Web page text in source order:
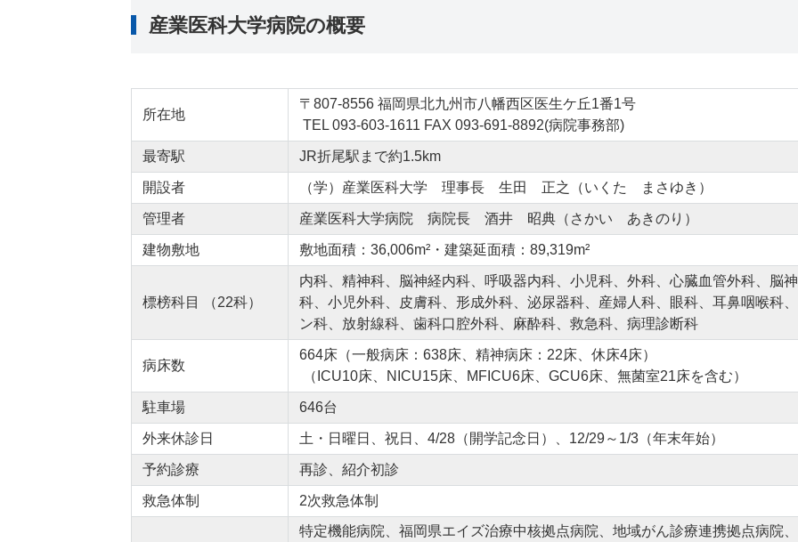
産業医科大学病院の概要
所在地
〒807-8556 福岡県北九州市八幡西区医生ケ丘1番1号
TEL 093-603-1611 FAX 093-691-8892(病院事務部)
最寄駅 JR折尾駅まで約1.5km
開設者 （学）産業医科大学 理事長 生田 正之（いくた まさゆき）
管理者 産業医科大学病院 病院長 酒井 昭典（さかい あきのり）
建物敷地 敷地面積：36,006m²・建築延面積：89,319m²
標榜科目 （22科）
内科、精神科、脳神経内科、呼吸器内科、小児科、外科、心臓血管外科、脳
科、小児外科、皮膚科、形成外科、泌尿器科、産婦人科、眼科、耳鼻咽喉科
ン科、放射線科、歯科口腔外科、麻酔科、救急科、病理診断科
病床数
664床（一般病床：638床、精神病床：22床、休床4床）
（ICU10床、NICU15床、MFICU6床、GCU6床、無菌室21床を含む）
駐車場 646台
外来休診日 土・日曜日、祝日、4/28（開学記念日）、12/29～1/3（年末年始）
予約診療 再診、紹介初診
救急体制 2次救急体制
特定機能病院、福岡県エイズ治療中核拠点病院、地域がん診療連携拠点病院